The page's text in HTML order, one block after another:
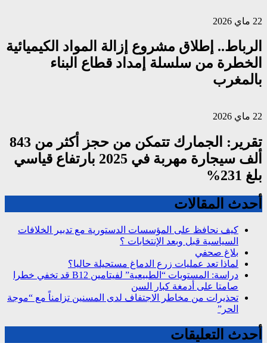
22 ماي 2026
الرباط.. إطلاق مشروع إزالة المواد الكيميائية
الخطرة من سلسلة إمداد قطاع البناء
بالمغرب
22 ماي 2026
تقرير: الجمارك تتمكن من حجز أكثر من 843
ألف سيجارة مهربة في 2025 بارتفاع قياسي
بلغ 231%
أحدث المقالات
كيف نحافظ على المؤسسات الدستورية مع تدبير الخلافات
السياسية قبل وبعد الإنتخابات ؟
بلاغ صحفي
لماذا تعد عمليات زرع الدماغ مستحيلة حاليا؟
دراسة: المستويات “الطبيعية” لفيتامين B12 قد تخفي خطرا
صامتا على أدمغة كبار السن
تحذيرات من مخاطر الاجتفاف لدى المسنين تزامناً مع “موجة
الحر”
أحدث التعليقات